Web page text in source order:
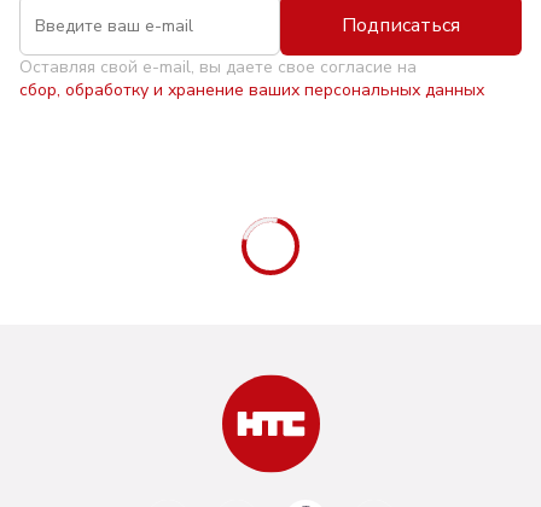
Подписаться
Оставляя свой e-mail, вы даете свое согласие на
сбор, обработку и хранение ваших персональных данных